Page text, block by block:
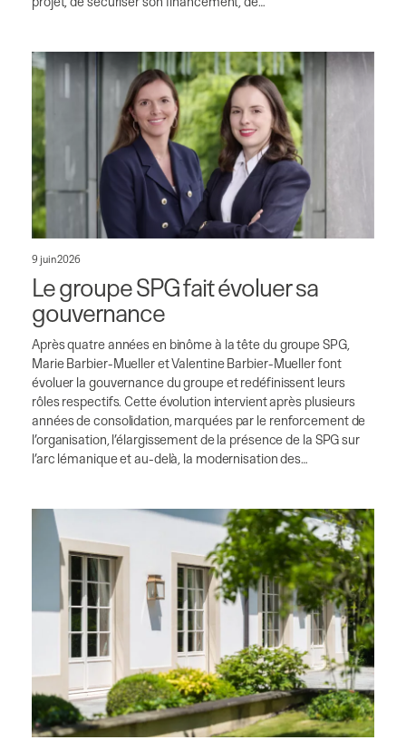
9 juin 2026
Le groupe SPG fait évoluer sa
gouvernance
Après quatre années en binôme à la tête du groupe SPG,
Marie Barbier-Mueller et Valentine Barbier-Mueller font
évoluer la gouvernance du groupe et redéfinissent leurs
rôles respectifs. Cette évolution intervient après plusieurs
années de consolidation, marquées par le renforcement de
l’organisation, l’élargissement de la présence de la SPG sur
l’arc lémanique et au-delà, la modernisation des…